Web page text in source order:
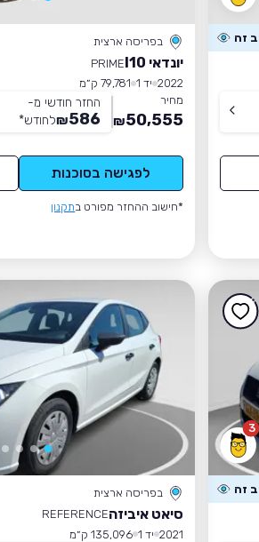
בפריסה ארצית
יונדאי I10
PRIME
2022 יד 1
79,781 ק״מ
מחיר
50,555
₪
החזר חודשי מ-
586
₪לחודש*
לפגישה בסוכנות
*חישוב ההחזר מפורט בתקנון
3
בפריסה ארצית
סיאט איביזהREFERENCE
2021 יד 1
135,096 ק״מ